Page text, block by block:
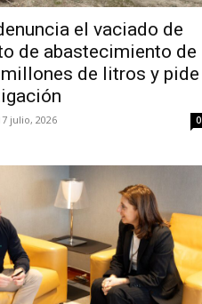
el vaciado de
de abastecimiento de
millones de litros y pide
julio, 2026 0